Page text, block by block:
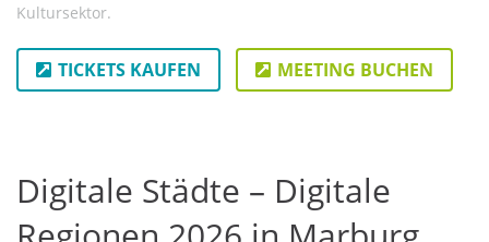
Kultursektor.
TICKETS KAUFEN MEETING BUCHEN
Digitale Städte – Digitale